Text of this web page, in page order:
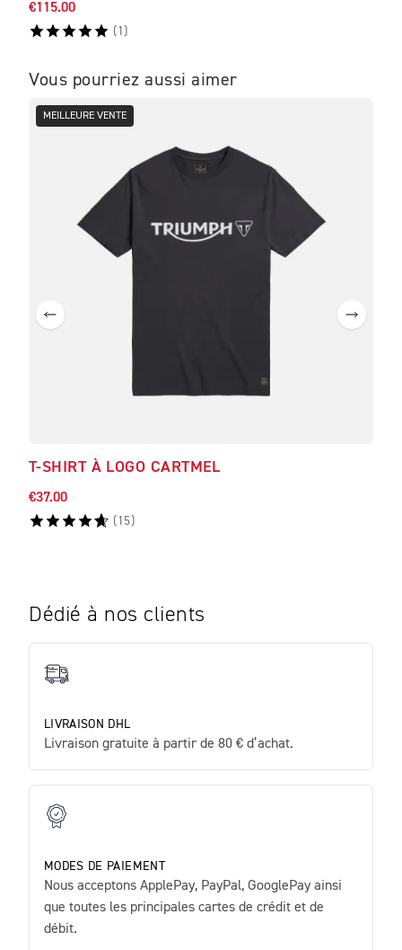
€115.00
( 1 )
Vous pourriez aussi aimer
MEILLEURE VENTE
T-SHIRT À LOGO CARTMEL
€37.00
( 15)
Dédié à nos clients
LIVRAISON DHL
Livraison gratuite à partir de 80 € d’achat.
MODES DE PAIEMENT
Nous acceptons ApplePay, PayPal, GooglePay ainsi
que toutes les principales cartes de crédit et de
débit.